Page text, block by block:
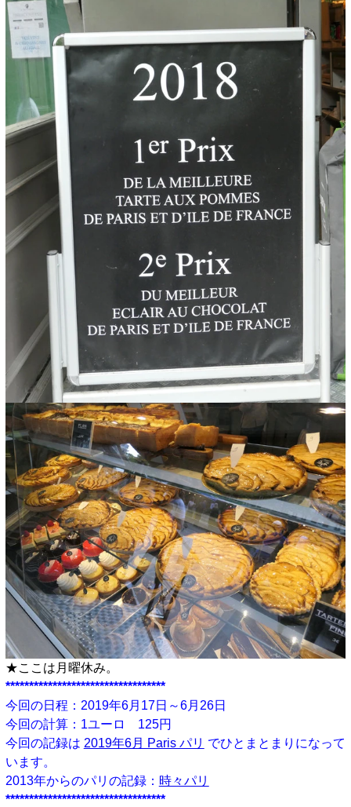
★ここは月曜休み。
**********************************
今回の日程：2019年6月17日～6月26日
今回の計算：1ユーロ 125円
今回の記録は 2019年6月 Paris パリ でひとまとまりになって
います。
2013年からのパリの記録： 時々パリ
**********************************